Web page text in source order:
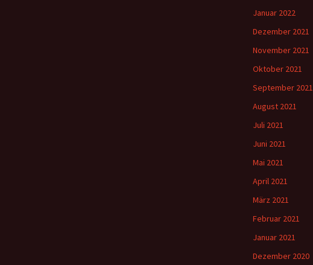
Januar 2022
Dezember 2021
November 2021
Oktober 2021
September 2021
August 2021
Juli 2021
Juni 2021
Mai 2021
April 2021
März 2021
Februar 2021
Januar 2021
Dezember 2020